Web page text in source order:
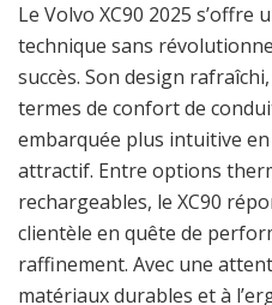
Le Volvo XC90 2025
technique sans
succès. Son design
termes de confort de
embarquée plus intuitive
attractif. Entre options
rechargeables, le XC90
clientèle en quête de
raffinement. Avec une
matériaux durables et à